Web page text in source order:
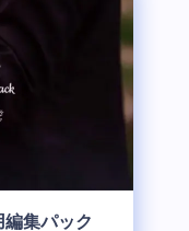
集パック